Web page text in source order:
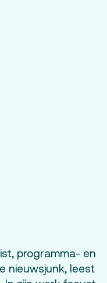
programma- en
nieuwsjunk, leest